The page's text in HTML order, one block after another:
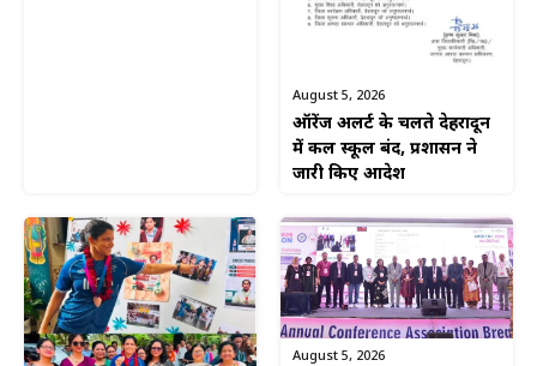
August 5, 2026
ऑरेंज अलर्ट के चलते देहरादून
में कल स्कूल बंद, प्रशासन ने
जारी किए आदेश
August 5, 2026